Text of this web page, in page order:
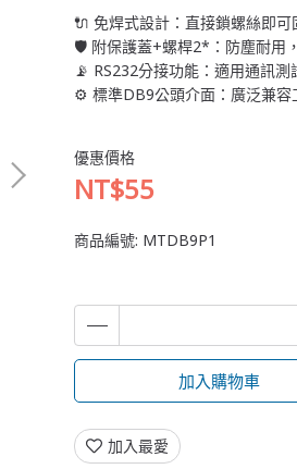
🔌 免焊式設計：直接鎖螺絲即
🛡️ 附保護蓋+螺桿2*：防塵耐用
📡 RS232分接功能：適用通訊
⚙️ 標準DB9公頭介面：廣泛兼容
優惠價格
NT$55
商品編號: MTDB9P1
加入購物車
加入最愛